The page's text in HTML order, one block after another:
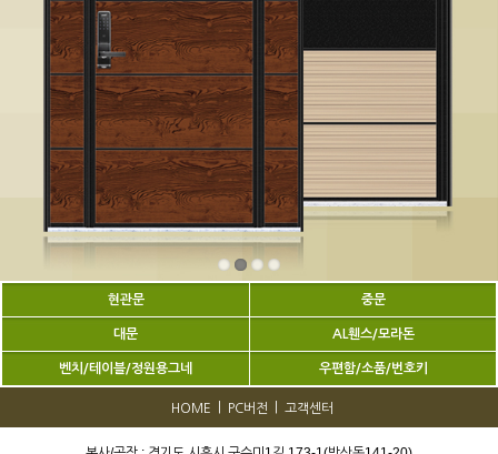
현관문 중문
대문 AL휀스/모라돈
벤치/테이블/정원용그네 우편함/소품/번호키
HOME PC버전 고객센터